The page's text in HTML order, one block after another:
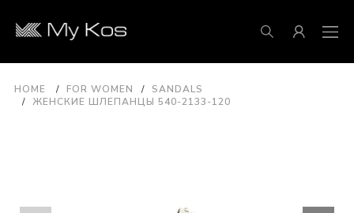
HOME FOR WOMEN
SANDALS
ЖЕНСКИЕ ШЛЕПАНЦЫ 540-2133-120